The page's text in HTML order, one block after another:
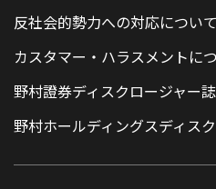
反社会的勢力への対応について
カスタマー・ハラスメントに
野村證券ディスクロージャー誌
野村ホールディングスディス